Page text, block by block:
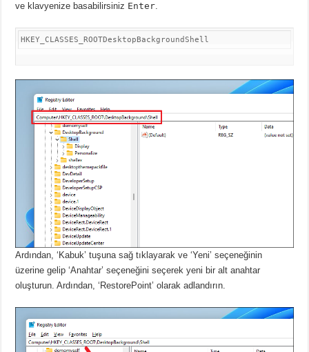
ve klavyenize basabilirsiniz Enter.
HKEY_CLASSES_ROOTDesktopBackgroundShell
Ardından, ‘Kabuk’ tuşuna sağ tıklayarak ve ‘Yeni’ seçeneğinin
üzerine gelip ‘Anahtar’ seçeneğini seçerek yeni bir alt anahtar
oluşturun.Ardından, ‘RestorePoint’ olarak adlandırın.